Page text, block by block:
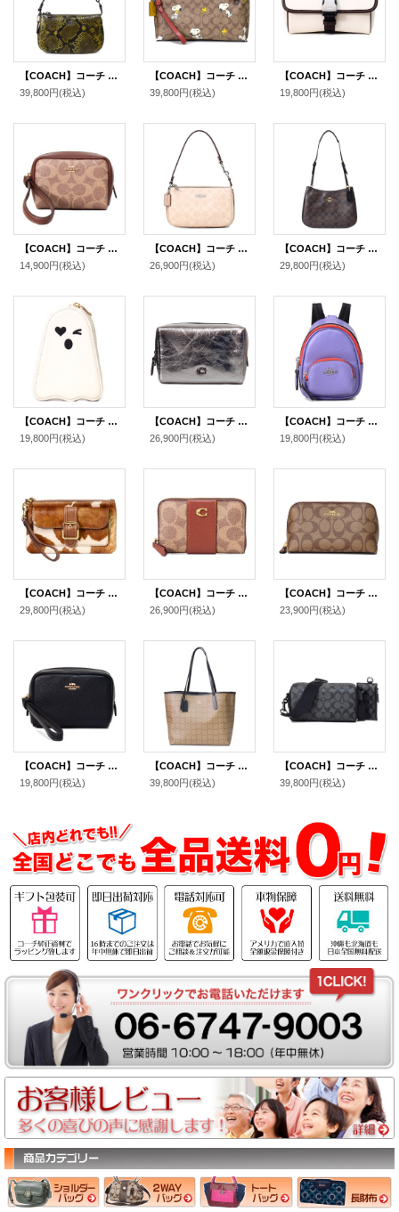
【COACH】コーチ バッグ パイソン レザー アニマル スネーク ノリータ 19 リストレット マルチ ポーチ ミニ ハンドバッグ オリーブマルチ〔日本未発売〕
39,800円(税込)
【COACH】コーチ コーティングキャンバス レザー シグネチャー ピーナッツ コラボ スヌーピー ポーチ クラッチバッグ カーキマルチ〔日本未発売〕
39,800円(税込)
【COACH】コーチ ポーチ レザー レーサー スモール ドッグリーシュ付き スクエア フラップ ポーチ チャーク×メイプル〔日本未発売〕
19,800円(税込)
【COACH】コーチ ポーチ コーティングキャンバス レザー シグネチャー スクエア ポーチ ミニ ジップ リストレット 小物入れ ポーチ タン×ブラウン〔日本未発売〕
14,900円(税込)
【COACH】コーチ バッグ コーティングキャンバス レザー シグネチャー ノリータ 19 リストレット マルチ ポーチ ハンドバッグ サンド×トープマルチ〔日本未発売〕
26,900円(税込)
【COACH】コーチ コーティングキャンバス レザー シグネチャー ペネロペ ロゴ ショルダー ハンドバッグ ブラウン×ブラック(日本未発売）
29,800円(税込)
【COACH】コーチ レザー ゴースト おばけ ジップ コインポーチ コインケース チャークマルチ〔日本未発売〕
19,800円(税込)
【COACH】コーチ コスメポーチ レザー メタリック エッセンシャル ロゴ スクエア コスメティック ケース 化粧ポーチ アンスラサイト（日本未発売）
26,900円(税込)
【COACH】コーチ ペブルレザー リュックサック モチーフ ミニ ポーチ 小物入れ キーホルダー バッグチャーム ライトバイオレット（日本未発売）
19,800円(税込)
【COACH】コーチ バッグ ヘアカーフ レザー カウプリント アニマル柄 ロゴ アシュトン リストレット フラップ ポーチ クラッチバッグ カウマルチ〔日本未発売〕
29,800円(税込)
【COACH】コーチ カードケース コーティングキャンバス レザー シグネチャー エッセンシャル スモール ジップ アラウンド スクエア スリム コインケース タンキャラメル（日本未発売）
26,900円(税込)
【COACH】コーチ コーティングキャンパス レザー シグネチャー コスメティック 化粧ポーチ カーキ×サドル（日本未発売）
23,900円(税込)
【COACH】コーチ ポーチ ペブルレザー スクエア ポーチ ミニ ジップ リストレット 小物入れ ポーチ ブラック〔日本未発売〕
19,800円(税込)
【COACH】コーチ コーティングキャンバス レザー シグネチャー マイクロ シティ トートバッグ カーキ×ブラック〔日本未発売〕
39,800円(税込)
【COACH】コーチ コーティングキャンバス レザー シグネチャー アクセル コインケース ポーチ付き 2way クラッチ クロスボディ ショルダーバッグ チャコール（日本未発売）
39,800円(税込)